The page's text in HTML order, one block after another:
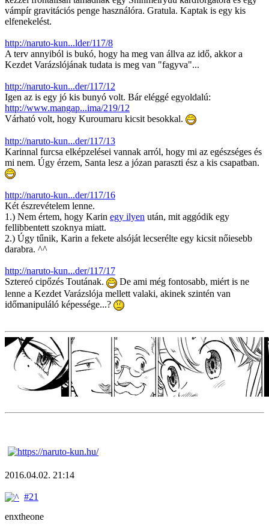
vámpír gravitációs penge használóra. Gratula. Kaptak is egy kis
elfenekelést.
http://naruto-kun...lder/117/8
A terv annyiból is bukó, hogy ha meg van állva az idő, akkor a
Kezdet Varázslójának tudata is meg van "fagyva"...
http://naruto-kun...der/117/12
Igen az is egy jó kis bunyó volt. Bár eléggé egyoldalú:
http://www.mangap...ima/219/12
Várható volt, hogy Kuroumaru kicsit besokkal.
http://naruto-kun...der/117/13
Karinnal furcsa elképzelései vannak arról, hogy mi az egészséges és
mi nem. Úgy érzem, Santa lesz a józan paraszti ész a kis csapatban.
http://naruto-kun...der/117/16
Két észrevételem lenne.
1.) Nem értem, hogy Karin egy ilyen után, mit aggódik egy
fellibbentett szoknya miatt.
2.) Úgy tűnik, Karin a fekete alsóját lecserélte egy kicsit nőiesebb
darabra. ^^
http://naruto-kun...der/117/17
Sztereó cipőzés Toutának.
De ami még fontosabb, miért is ne
lenne a Kezdet Varázslója mellett valaki, akinek szintén van
időmanipuláló képessége...?
2016.04.02. 21:14
#21
enxtheone